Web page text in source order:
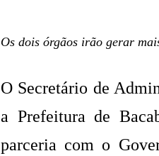
Os dois órgãos irão gerar
O Secretário de
a Prefeitura de
parceria com o